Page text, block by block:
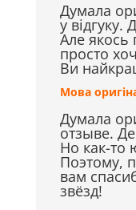
Думала
у відгуку.
Але якось
просто
Ви
Мова
Думала
отзыве.
Но как-то
Поэтому,
вам
звёзд!